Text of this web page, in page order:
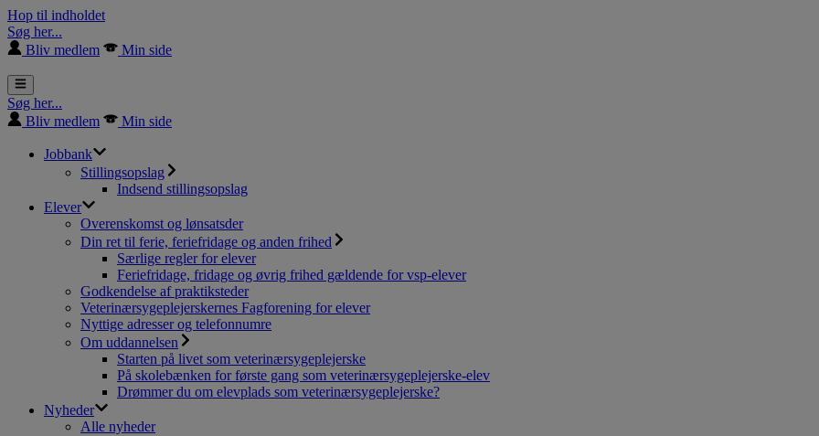
Hop til indholdet
Søg her...
Bliv medlem
Min side
Søg her...
Bliv medlem
Min side
Jobbank
Stillingsopslag
Indsend stillingsopslag
Elever
Overenskomst og lønsatsder
Din ret til ferie, feriefridage og anden frihed
Særlige regler for elever
Feriefridage, fridage og øvrig frihed gældende for vsp-elever
Godkendelse af praktiksteder
Veterinærsygeplejerskernes Fagforening for elever
Nyttige adresser og telefonnumre
Om uddannelsen
Starten på livet som veterinærsygeplejerske
På skolebænken for første gang som veterinærsygeplejerske-elev
Drømmer du om elevplads som veterinærsygeplejerske?
Nyheder
Alle nyheder